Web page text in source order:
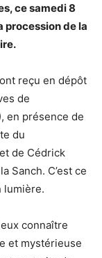
ce samedi 8
procession de la
reçu en dépôt
de
en présence de
du
de Cédrick
Sanch. C’est ce
lumière.
connaître
et mystérieuse